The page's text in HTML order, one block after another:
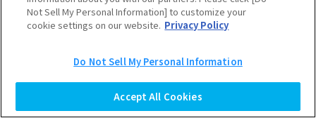
フォーム
お申し込み
Copyright © Mynavi Corporation
Not Sell My Personal Information] to customize your
cookie settings on our website. Privacy Policy
Do Not Sell My Personal Information
Accept All Cookies